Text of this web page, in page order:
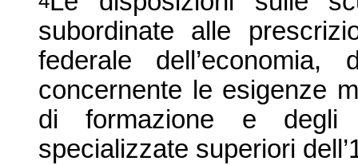
subordinate alle
federale
concernente le esigenze
di formazione e degli
specializzate superiori